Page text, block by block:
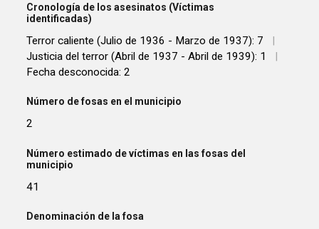
Cronología de los asesinatos (Víctimas
identificadas)
Terror caliente (Julio de 1936 - Marzo de 1937): 7
|
Justicia del terror (Abril de 1937 - Abril de 1939): 1
|
Fecha desconocida: 2
Número de fosas en el municipio
2
Número estimado de víctimas en las fosas del
municipio
41
Denominación de la fosa